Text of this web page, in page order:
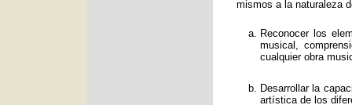
mismos a la naturaleza
Reconocer los
musical,
cualquier obra
Desarrollar la
artística de los